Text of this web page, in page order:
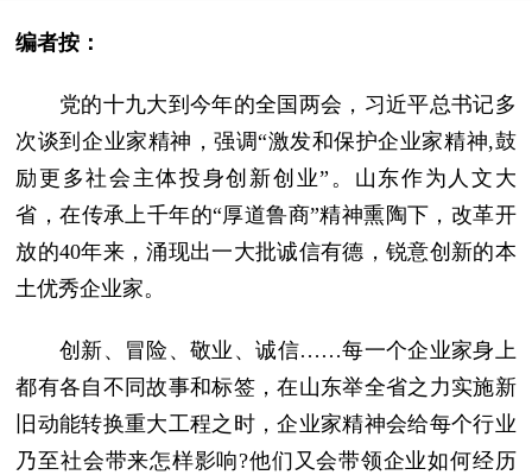
编者按：
党的十九大到今年的全国两会，习近平总书记多
次谈到企业家精神，强调“激发和保护企业家精神,鼓
励更多社会主体投身创新创业”。山东作为人文大
省，在传承上千年的“厚道鲁商”精神熏陶下，改革开
放的40年来，涌现出一大批诚信有德，锐意创新的本
土优秀企业家。
创新、冒险、敬业、诚信……每一个企业家身上
都有各自不同故事和标签，在山东举全省之力实施新
旧动能转换重大工程之时，企业家精神会给每个行业
乃至社会带来怎样影响?他们又会带领企业如何经历